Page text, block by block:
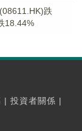
跌
18.44%
| 投資者關係 |